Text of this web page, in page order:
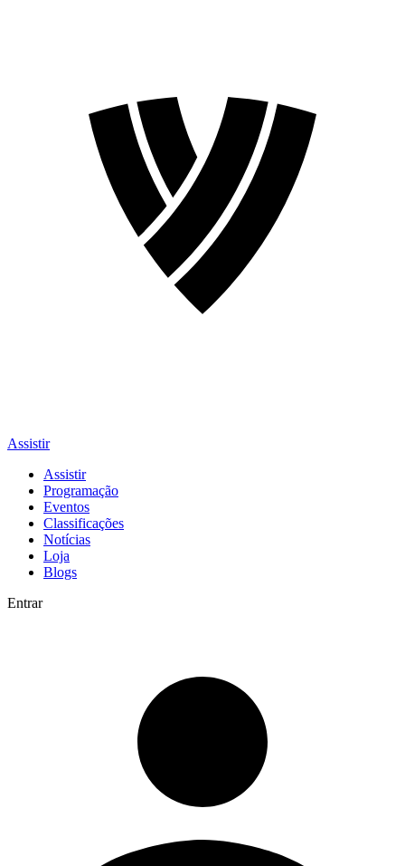
Assistir
Assistir
Programação
Eventos
Classificações
Notícias
Loja
Blogs
Entrar